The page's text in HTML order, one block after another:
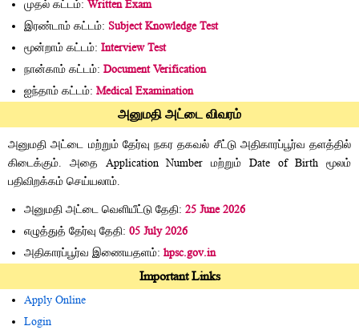
முதல் கட்டம்: Written Exam
இரண்டாம் கட்டம்: Subject Knowledge Test
மூன்றாம் கட்டம்: Interview Test
நான்காம் கட்டம்: Document Verification
ஐந்தாம் கட்டம்: Medical Examination
அனுமதி அட்டை விவரம்
அனுமதி அட்டை மற்றும் தேர்வு நகர தகவல் சீட்டு அதிகாரப்பூர்வ தளத்தில்
கிடைக்கும். அதை Application Number மற்றும் Date of Birth மூலம்
பதிவிறக்கம் செய்யலாம்.
அனுமதி அட்டை வெளியீட்டு தேதி: 25 June 2026
எழுத்துத் தேர்வு தேதி: 05 July 2026
அதிகாரப்பூர்வ இணையதளம்: hpsc.gov.in
Important Links
Apply Online
Login